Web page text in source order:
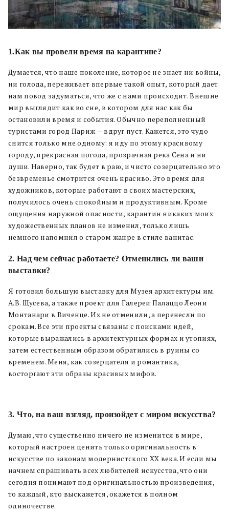
1.Как вы провели время на карантине?
Думается, что наше поколение, которое не знает ни войны,
ни голода, переживает впервые такой опыт, который дает
нам повод задуматься, что же с нами происходит. Внешне
мир выглядит как во сне, в котором для нас как бы
остановили время и события. Обычно переполненный
туристами город Париж — вдруг пуст. Кажется, это чудо
снится только мне одному: я иду по этому красивому
городу, прекрасная погода, прозрачная река Сена и ни
души. Наверно, так будет в раю, и чисто созерцательно это
безвременье смотрится очень красиво. Это время для
художников, которые работают в своих мастерских,
получилось очень спокойным и продуктивным. Кроме
ощущения наружной опасности, карантин никаких моих
художественных планов не изменил, только лишь
немного напомнил о старом жанре в стиле ванитас.
2. Над чем сейчас работаете? Отменились ли ваши
выставки?
Я готовил большую выставку для Музея архитектуры им.
А.В. Щусева, а также проект для Галереи Палаццо Леони
Монтанари в Виченце. Их не отменили, а перенесли по
срокам. Все эти проекты связаны с поисками идей,
которые выражались в архитектурных формах и утопиях,
затем естественным образом обратились в руины со
временем. Меня, как созерцателя и романтика,
восторгают эти образы красивых мифов.
3. Что, на ваш взгляд, произойдет с миром искусства?
Думаю, что существенно ничего не изменится в мире,
который настроен ценить только оригинальность в
искусстве по законам модернистского XX века. И если мы
начнем спрашивать всех любителей искусства, что они
сегодня понимают под оригинальностью произведения,
то каждый, кто выскажется, окажется в полном
одиночестве.